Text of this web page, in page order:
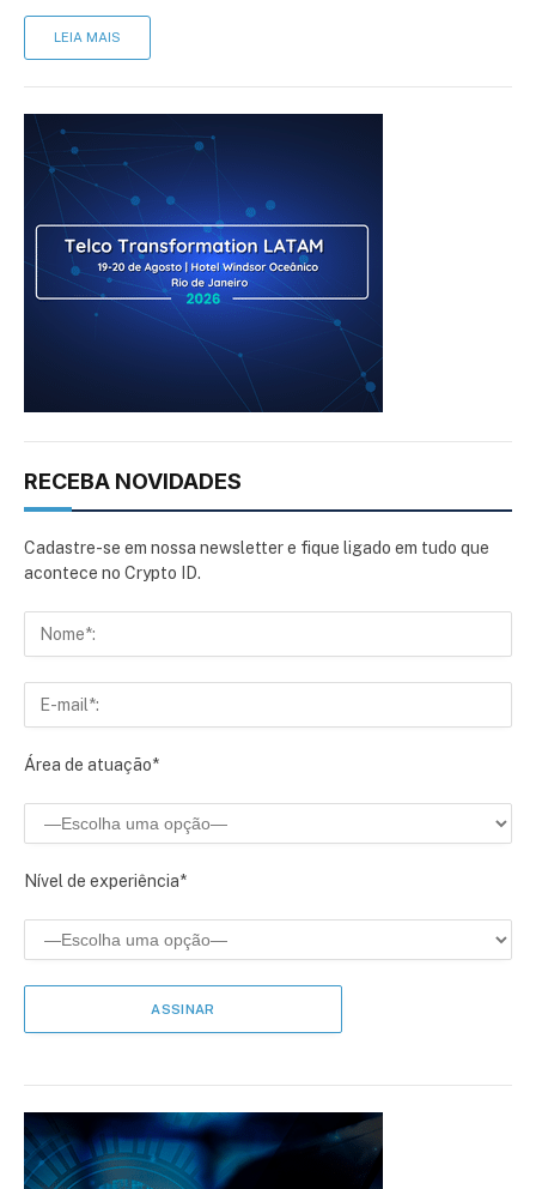
LEIA MAIS
RECEBA NOVIDADES
Cadastre-se em nossa newsletter e fique ligado em tudo que
acontece no Crypto ID.
Área de atuação*
Nível de experiência*